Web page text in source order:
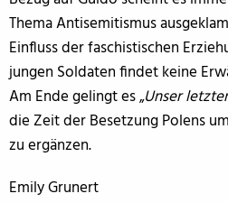
Thema Antisemitismus
Einfluss der faschistischen
jungen Soldaten findet keine
Am Ende gelingt es „Unser
die Zeit der Besetzung Polens
zu ergänzen.
Emily Grunert